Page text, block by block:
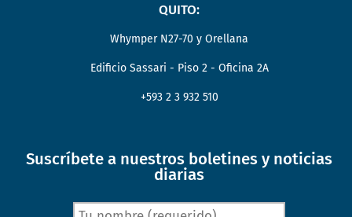
QUITO:
Whymper N27-70 y Orellana
Edificio Sassari - Piso 2 - Oficina 2A
+593 2 3 932 510
Suscríbete a nuestros boletines y noticias
diarias